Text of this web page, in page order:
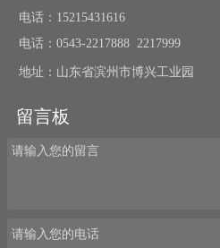
电话：15215431616
电话：0543-2217888 2217999
地址：山东省滨州市博兴工业园
留言板